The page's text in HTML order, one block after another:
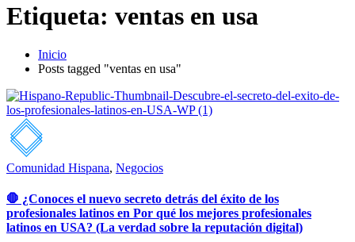
Etiqueta: ventas en usa
Inicio
Posts tagged "ventas en usa"
Comunidad Hispana, Negocios
🛑 ¿Conoces el nuevo secreto detrás del éxito de los
profesionales latinos en Por qué los mejores profesionales
latinos en USA? (La verdad sobre la reputación digital)